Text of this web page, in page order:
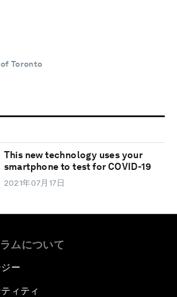
Toronto
This new technology uses your
smartphone to test for COVID-19
2021年07月17日
ムについて
ー
ィティ